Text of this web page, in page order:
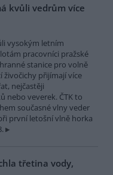
kvůli vedrům více
vysokým letním
pracovníci pražské
stanice pro volně
živočichy přijímají více
nejčastěji
nebo veverek. ČTK to
současné vlny veder
první letošní vlně horka
třetina vody,